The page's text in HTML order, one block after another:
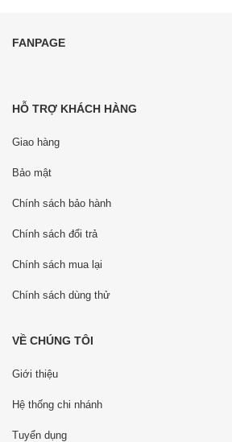
FANPAGE
HỖ TRỢ KHÁCH HÀNG
Giao hàng
Bảo mật
Chính sách bảo hành
Chính sách đổi trả
Chính sách mua lại
Chính sách dùng thử
VỀ CHÚNG TÔI
Giới thiệu
Hệ thống chi nhánh
Tuyển dụng